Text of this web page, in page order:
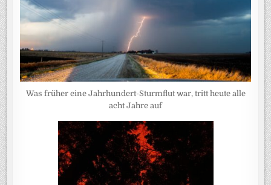
Was früher eine Jahrhundert-Sturmflut war, tritt heute alle
acht Jahre auf